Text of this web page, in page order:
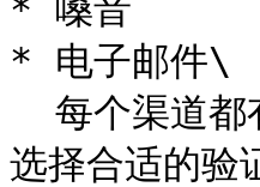
* 嗓音
* 电子邮件\
选择合适的验